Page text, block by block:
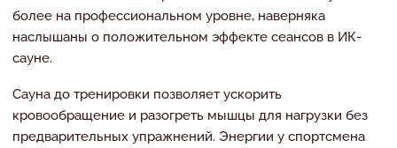
более на профессиональном уровне, наверняка
наслышаны о положительном эффекте сеансов в ИК-
сауне.
Сауна до тренировки позволяет ускорить
кровообращение и разогреть мышцы для нагрузки без
предварительных упражнений. Энергии у спортсмена